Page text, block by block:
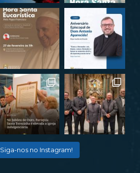
Siga-nos no Instagram!